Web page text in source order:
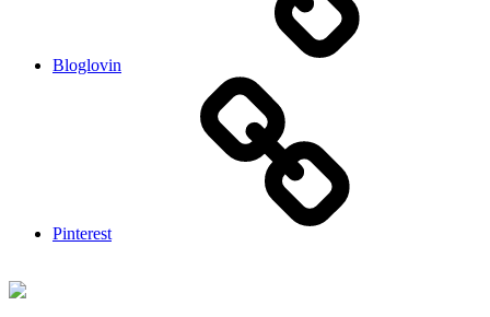
Bloglovin
Pinterest